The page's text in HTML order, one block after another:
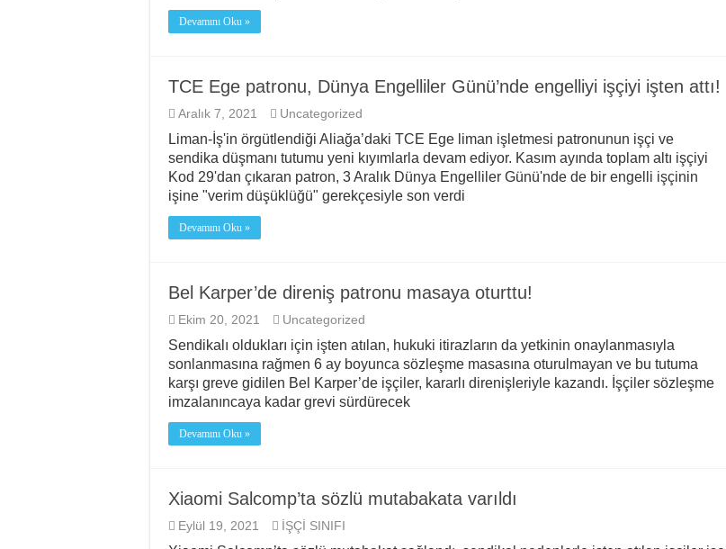
Devamını Oku »
TCE Ege patronu, Dünya Engelliler Günü’nde engelliyi işçiyi işten attı!
Aralık 7, 2021 Uncategorized
Liman-İş'in örgütlendiği Aliağa’daki TCE Ege liman işletmesi patronunun işçi ve
sendika düşmanı tutumu yeni kıyımlarla devam ediyor. Kasım ayında toplam altı işçiyi
Kod 29'dan çıkaran patron, 3 Aralık Dünya Engelliler Günü'nde de bir engelli işçinin
işine "verim düşüklüğü" gerekçesiyle son verdi
Devamını Oku »
Bel Karper’de direniş patronu masaya oturttu!
Ekim 20, 2021 Uncategorized
Sendikalı oldukları için işten atılan, hukuki itirazların da yetkinin onaylanmasıyla
sonlanmasına rağmen 6 ay boyunca sözleşme masasına oturulmayan ve bu tutuma
karşı greve gidilen Bel Karper’de işçiler, kararlı direnişleriyle kazandı. İşçiler sözleşme
imzalanıncaya kadar grevi sürdürecek
Devamını Oku »
Xiaomi Salcomp’ta sözlü mutabakata varıldı
Eylül 19, 2021 İŞÇİ SINIFI